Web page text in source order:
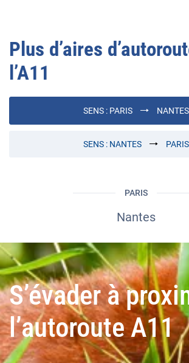
Plus d’aires
l’A11
SENS : PARIS NANTES
SENS : NANTES PARIS
PARIS
Nantes
S’évader à
l’autoroute A11